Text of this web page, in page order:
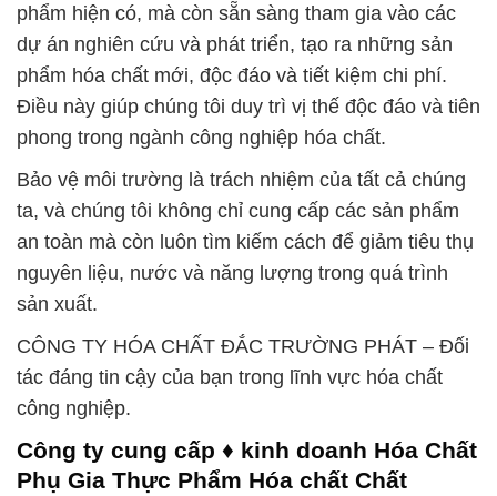
phẩm hiện có, mà còn sẵn sàng tham gia vào các
dự án nghiên cứu và phát triển, tạo ra những sản
phẩm hóa chất mới, độc đáo và tiết kiệm chi phí.
Điều này giúp chúng tôi duy trì vị thế độc đáo và tiên
phong trong ngành công nghiệp hóa chất.
Bảo vệ môi trường là trách nhiệm của tất cả chúng
ta, và chúng tôi không chỉ cung cấp các sản phẩm
an toàn mà còn luôn tìm kiếm cách để giảm tiêu thụ
nguyên liệu, nước và năng lượng trong quá trình
sản xuất.
CÔNG TY HÓA CHẤT ĐẮC TRƯỜNG PHÁT – Đối
tác đáng tin cậy của bạn trong lĩnh vực hóa chất
công nghiệp.
Công ty cung cấp ♦ kinh doanh Hóa Chất
Phụ Gia Thực Phẩm Hóa chất Chất